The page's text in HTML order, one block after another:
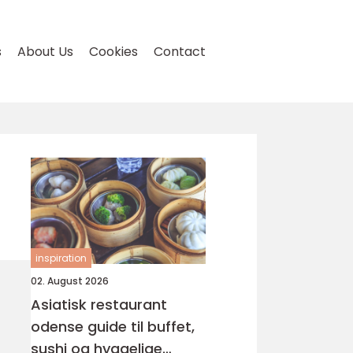
About Us Cookies Contact
inspiration
02. August 2026
Asiatisk restaurant
odense guide til buffet,
sushi og hyggelige